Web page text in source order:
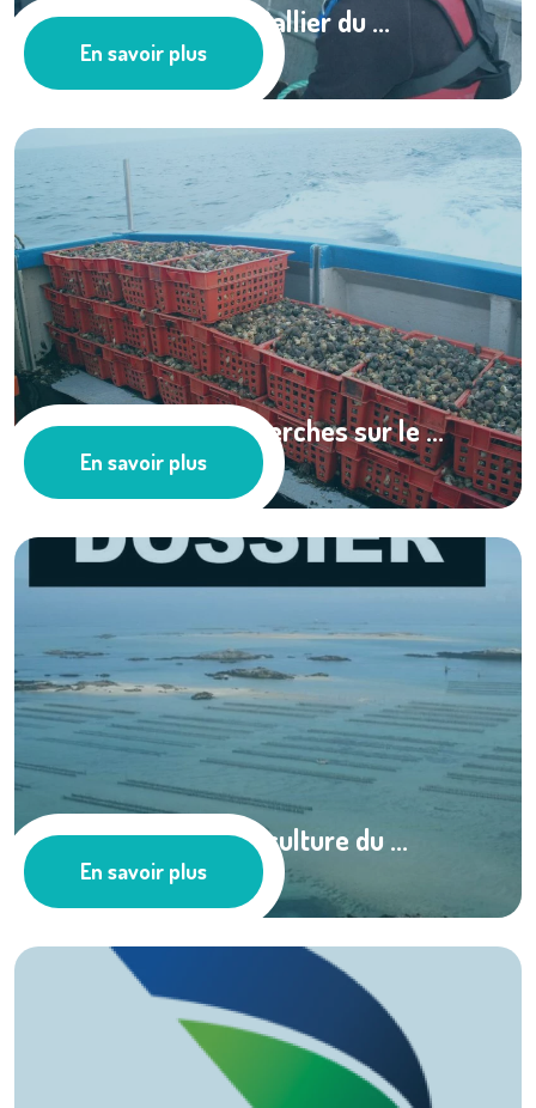
Essais de drague Rallier du ...
Les actus
En savoir plus
Poursuite des recherches sur le ...
Les actus
En savoir plus
Le monitoring : La culture du ...
Pêche
En savoir plus